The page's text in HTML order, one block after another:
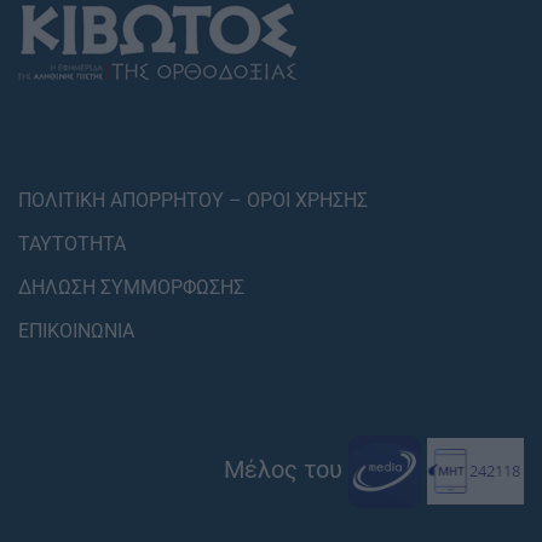
ΠΟΛΙΤΙΚΗ ΑΠΟΡΡΗΤΟΥ – ΟΡΟΙ ΧΡΗΣΗΣ
ΤΑΥΤΟΤΗΤΑ
ΔΗΛΩΣΗ ΣΥΜΜΟΡΦΩΣΗΣ
ΕΠΙΚΟΙΝΩΝΙΑ
Μέλος του